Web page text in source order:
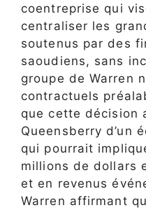
coentreprise qui
centraliser les
soutenus par des
saoudiens, sans
groupe de Warren
contractuels
que cette décision
Queensberry d’un
qui pourrait
millions de dollars
et en revenus
Warren affirmant